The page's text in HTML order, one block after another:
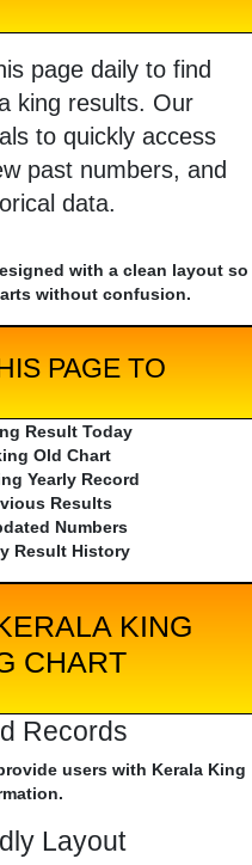
page daily to find
king results. Our
to quickly access
past numbers, and
data.
with a clean layout so
without confusion.
PAGE TO
Result Today
Old Chart
Yearly Record
Results
Numbers
Result History
KING
CHART
Records
users with Kerala King
Layout